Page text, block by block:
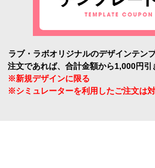
ラブ・ラボオリジナルのデザインテン
注文であれば、合計金額から1,000円引
※新規デザインに限る
※シミュレーターを利用したご注文は